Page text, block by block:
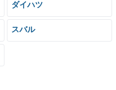
ダイハツ
スバル